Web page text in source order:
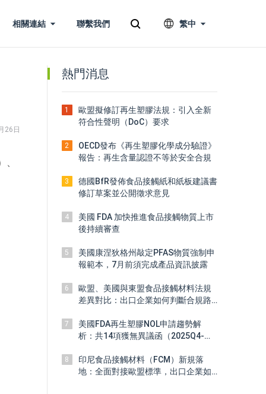
相關連結 聯繫我們 繁中
26日
、
熱門消息
1
歐盟擬修訂再生塑膠法規：引入全新
符合性聲明（DoC）要求
2
OECD發布《再生塑膠化學成分驗證》
報告：再生含量認證不等於安全合規
3
德國BfR發佈食品接觸紙和紙板建議書
修訂草案並公開徵求意見
4
美國 FDA 加快推進食品接觸物質上市
後持續審查
5
美國康涅狄格州敲定PFAS物質強制申
報範本，7月前須完成產品資訊披露
6
歐盟、美國與東盟食品接觸材料法規
差異對比：出口企業如何判斷合規路
7
美國FDA再生塑膠NOL申請趨勢解
析：共14項獲無異議函（2025Q4-
8
印尼食品接觸材料（FCM）新規落
地：全面對接歐盟標準，出口企業如